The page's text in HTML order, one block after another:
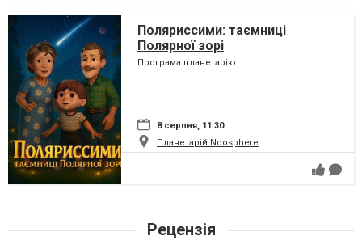
Поляриссими: таємниці
Полярної зорі
Програма планетарію
8 серпня, 11:30
Планетарій Noosphere
Рецензія